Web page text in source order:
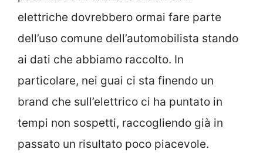
elettriche dovrebbero ormai fare parte
dell’uso comune dell’automobilista stando
ai dati che abbiamo raccolto. In
particolare, nei guai ci sta finendo un
brand che sull’elettrico ci ha puntato in
tempi non sospetti, raccogliendo già in
passato un risultato poco piacevole.